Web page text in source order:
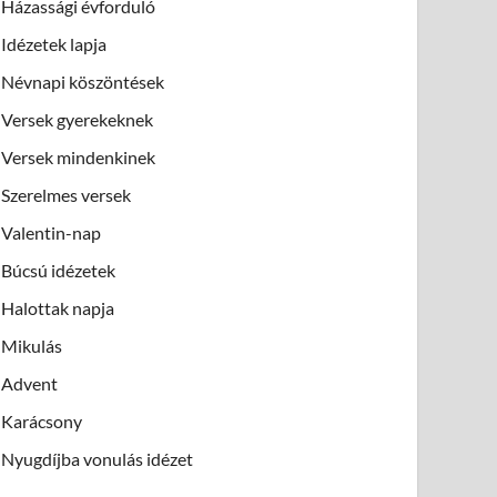
Házassági évforduló
Idézetek lapja
Névnapi köszöntések
Versek gyerekeknek
Versek mindenkinek
Szerelmes versek
Valentin-nap
Búcsú idézetek
Halottak napja
Mikulás
Advent
Karácsony
Nyugdíjba vonulás idézet